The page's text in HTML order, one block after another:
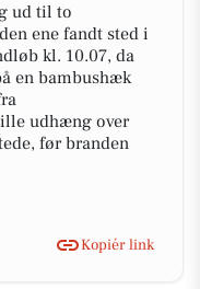
ud til to
ene fandt sted i
kl. 10.07, da
en bambushæk
udhæng over
før branden
Kopiér link